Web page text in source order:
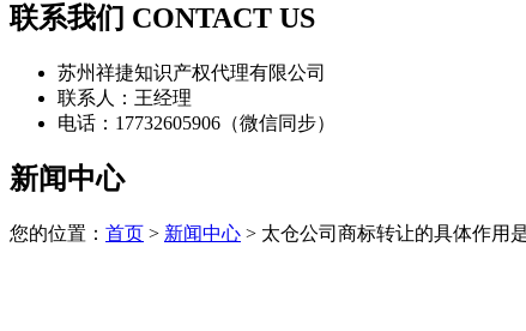
联系我们 CONTACT US
苏州祥捷知识产权代理有限公司
联系人：王经理
电话：17732605906（微信同步）
新闻中心
您的位置： 首页 > 新闻中心 > 太仓公司商标转让的具体作用